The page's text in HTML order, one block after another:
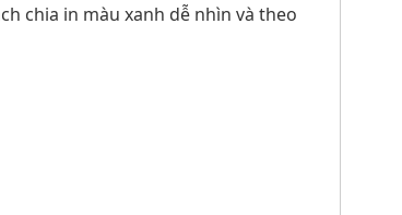
chia in màu xanh dễ nhìn và theo